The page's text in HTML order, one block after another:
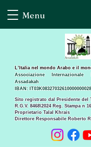
Menu
Sito registrato dal Presidente del
R.G.V. 8468\2024 Reg. Stampa n
Proprietario Talal Khrais
Direttore Responsabile Roberto
L’Italia nel mondo Arabo e il
Associazione
Assadakah
IBAN: